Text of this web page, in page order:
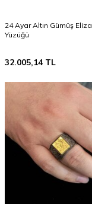
24 Ayar Altın Gümüş
Yüzüğü
32.005,14 TL